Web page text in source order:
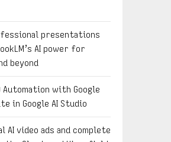
presentations
AI power for
beyond
Automation with Google
in Google AI Studio
video ads and complete